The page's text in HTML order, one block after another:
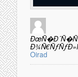
Oirad